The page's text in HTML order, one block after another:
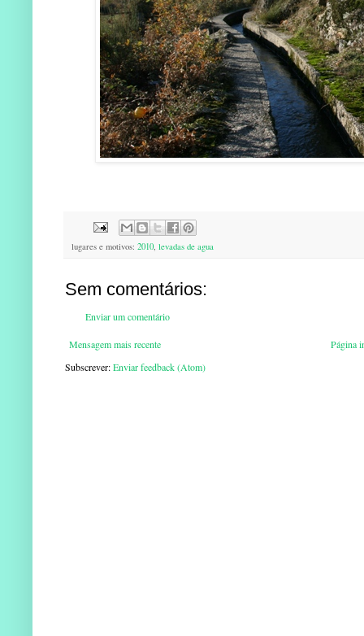
lugares e motivos: 2010, levadas de agua
Sem comentários:
Enviar um comentário
Mensagem mais recente
Página
Subscrever:Enviar feedback (Atom)